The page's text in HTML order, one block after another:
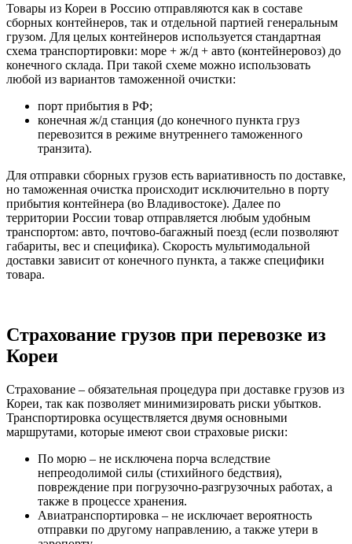
Товары из Кореи в Россию отправляются как в составе
сборных контейнеров, так и отдельной партией генеральным
грузом. Для целых контейнеров используется стандартная
схема транспортировки: море + ж/д + авто (контейнеровоз) до
конечного склада. При такой схеме можно использовать
любой из вариантов таможенной очистки:
порт прибытия в РФ;
конечная ж/д станция (до конечного пункта груз
перевозится в режиме внутреннего таможенного
транзита).
Для отправки сборных грузов есть вариативность по доставке,
но таможенная очистка происходит исключительно в порту
прибытия контейнера (во Владивостоке). Далее по
территории России товар отправляется любым удобным
транспортом: авто, почтово-багажный поезд (если позволяют
габариты, вес и специфика). Скорость мультимодальной
доставки зависит от конечного пункта, а также специфики
товара.
Страхование грузов при перевозке из
Кореи
Страхование – обязательная процедура при доставке грузов из
Кореи, так как позволяет минимизировать риски убытков.
Транспортировка осуществляется двумя основными
маршрутами, которые имеют свои страховые риски:
По морю – не исключена порча вследствие
непреодолимой силы (стихийного бедствия),
повреждение при погрузочно-разгрузочных работах, а
также в процессе хранения.
Авиатранспортировка – не исключает вероятность
отправки по другому направлению, а также утери в